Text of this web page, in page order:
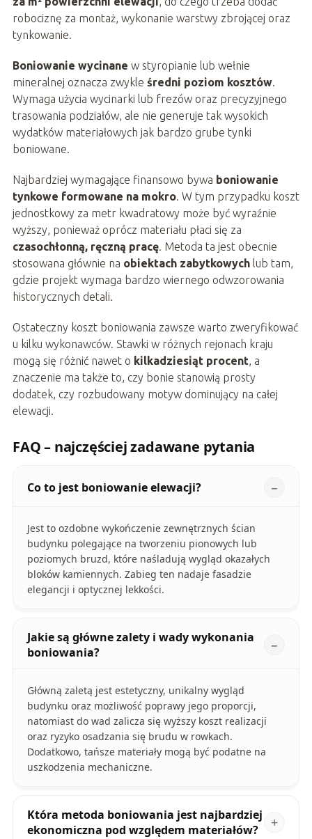
robociznę za montaż, wykonanie warstwy zbrojącej oraz
tynkowanie.
Boniowanie wycinane w styropianie lub wełnie
mineralnej oznacza zwykle średni poziom kosztów.
Wymaga użycia wycinarki lub frezów oraz precyzyjnego
trasowania podziałów, ale nie generuje tak wysokich
wydatków materiałowych jak bardzo grube tynki
boniowane.
Najbardziej wymagające finansowo bywa boniowanie
tynkowe formowane na mokro. W tym przypadku koszt
jednostkowy za metr kwadratowy może być wyraźnie
wyższy, ponieważ oprócz materiału płaci się za
czasochłonną, ręczną pracę. Metoda ta jest obecnie
stosowana głównie na obiektach zabytkowychlub tam,
gdzie projekt wymaga bardzo wiernego odwzorowania
historycznych detali.
Ostateczny koszt boniowania zawsze warto zweryfikować
u kilku wykonawców. Stawki w różnych rejonach kraju
mogą się różnić nawet o kilkadziesiąt procent, a
znaczenie ma także to, czy bonie stanowią prosty
dodatek, czy rozbudowany motyw dominujący na całej
elewacji.
FAQ – najczęściej zadawane pytania
Co to jest boniowanie elewacji?
Jest to ozdobne wykończenie zewnętrznych ścian
budynku polegające na tworzeniu pionowych lub
poziomych bruzd, które naśladują wygląd okazałych
bloków kamiennych. Zabieg ten nadaje fasadzie
elegancji i optycznej lekkości.
Jakie są główne zalety i wady wykonania
boniowania?
Główną zaletą jest estetyczny, unikalny wygląd
budynku oraz możliwość poprawy jego proporcji,
natomiast do wad zalicza się wyższy koszt realizacji
oraz ryzyko osadzania się brudu w rowkach.
Dodatkowo, tańsze materiały mogą być podatne na
uszkodzenia mechaniczne.
Która metoda boniowania jest najbardziej
ekonomiczna pod względem materiałów?